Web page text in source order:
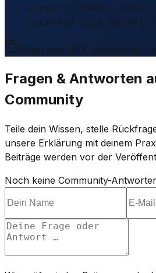
airport-33946}, note
accessed 2026-08-07} }
Inhalt geprüft & redaktionell
Fragen & Antworten
Community
Teile dein Wissen, stelle
unsere Erklärung mit deinem
Beiträge werden vor der
Noch keine Community-